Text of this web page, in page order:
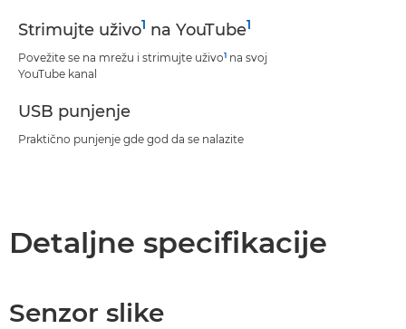
Strimujte uživo1 na YouTube1
Povežite se na mrežu i strimujte uživo1 na svoj
YouTube kanal
USB punjenje
Praktično punjenje gde god da se nalazite
Detaljne specifikacije
Senzor slike